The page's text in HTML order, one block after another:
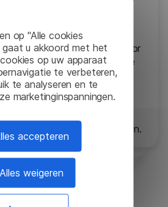
op "Alle cookies
gaat u akkoord met het
op uw apparaat
te verbeteren,
te analyseren en te
marketinginspanningen.
accepteren
Alles weigeren
met AI-chatbots voor
klanten, spraaktranscriptie
van oproeplogboeken en
tevredenheid te meten.
en tekstgeneratoren om
antwoorden te
en loyaliteit verbeteren.